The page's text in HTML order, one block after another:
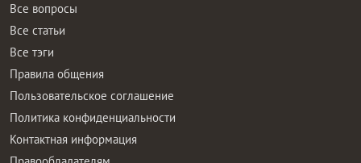
Все вопросы
Все статьи
Все тэги
Правила общения
Пользовательское соглашение
Политика конфиденциальности
Контактная информация